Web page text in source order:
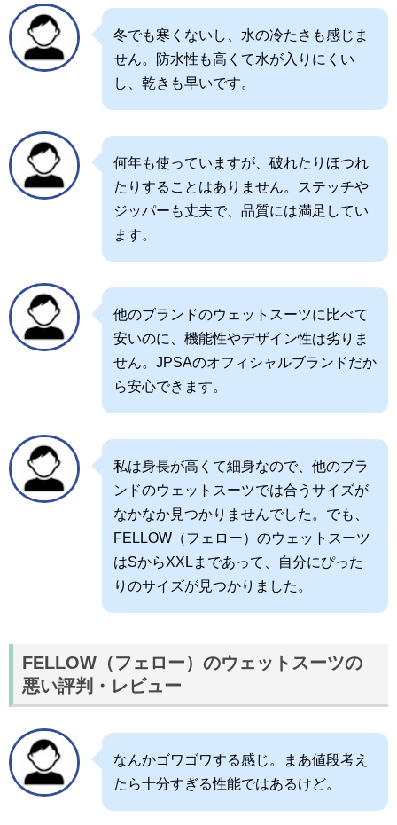
冬でも寒くないし、水の冷たさも感じま
せん。防水性も高くて水が入りにくい
し、乾きも早いです。
何年も使っていますが、破れたりほつれ
たりすることはありません。ステッチや
ジッパーも丈夫で、品質には満足してい
ます。
他のブランドのウェットスーツに比べて
安いのに、機能性やデザイン性は劣りま
せん。JPSAのオフィシャルブランドだか
ら安心できます。
私は身長が高くて細身なので、他のブラ
ンドのウェットスーツでは合うサイズが
なかなか見つかりませんでした。でも、
FELLOW（フェロー）のウェットスーツ
はSからXXLまであって、自分にぴった
りのサイズが見つかりました。
FELLOW（フェロー）のウェットスーツの
悪い評判・レビュー
なんかゴワゴワする感じ。まあ値段考え
たら十分すぎる性能ではあるけど。